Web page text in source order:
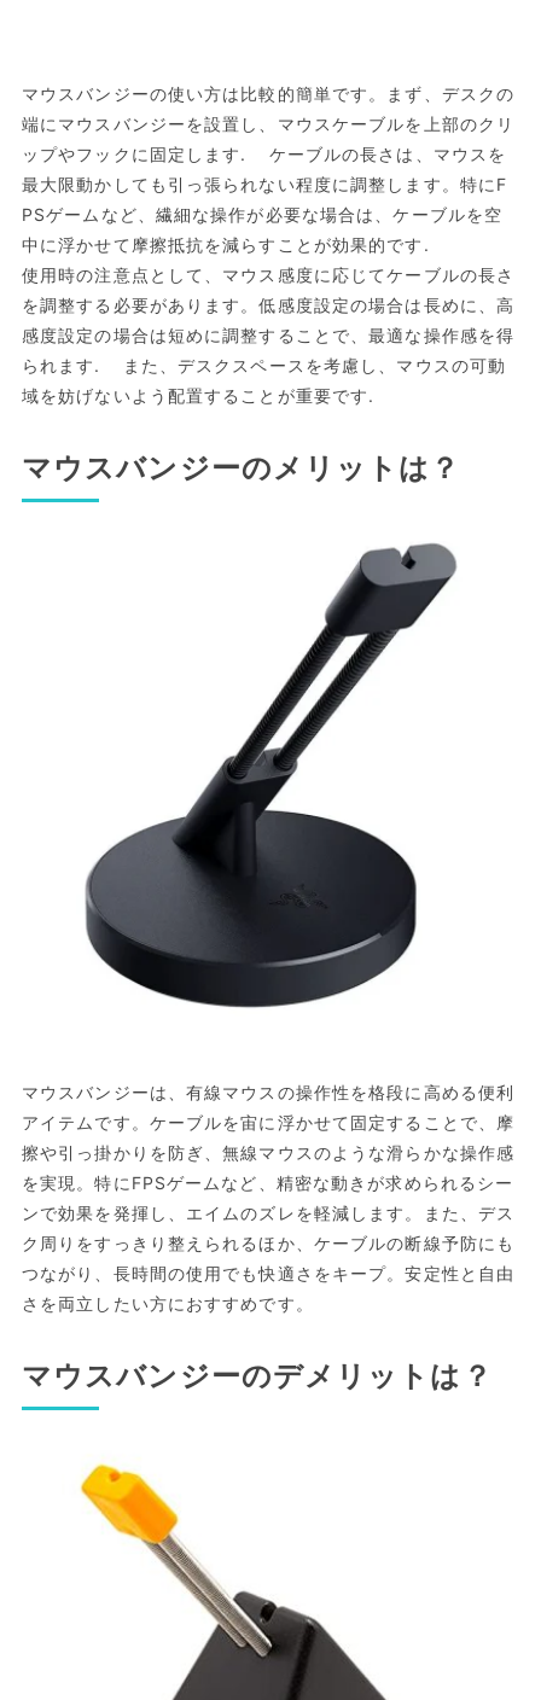
マウスバンジーの使い方は比較的簡単です。まず、デスクの
端にマウスバンジーを設置し、マウスケーブルを上部のクリ
ップやフックに固定します. ケーブルの長さは、マウスを
最大限動かしても引っ張られない程度に調整します。特にF
PSゲームなど、繊細な操作が必要な場合は、ケーブルを空
中に浮かせて摩擦抵抗を減らすことが効果的です.
使用時の注意点として、マウス感度に応じてケーブルの長さ
を調整する必要があります。低感度設定の場合は長めに、高
感度設定の場合は短めに調整することで、最適な操作感を得
られます. また、デスクスペースを考慮し、マウスの可動
域を妨げないよう配置することが重要です.
マウスバンジーのメリットは？
マウスバンジーは、有線マウスの操作性を格段に高める便利
アイテムです。ケーブルを宙に浮かせて固定することで、摩
擦や引っ掛かりを防ぎ、無線マウスのような滑らかな操作感
を実現。特にFPSゲームなど、精密な動きが求められるシー
ンで効果を発揮し、エイムのズレを軽減します。また、デス
ク周りをすっきり整えられるほか、ケーブルの断線予防にも
つながり、長時間の使用でも快適さをキープ。安定性と自由
さを両立したい方におすすめです。
マウスバンジーのデメリットは？